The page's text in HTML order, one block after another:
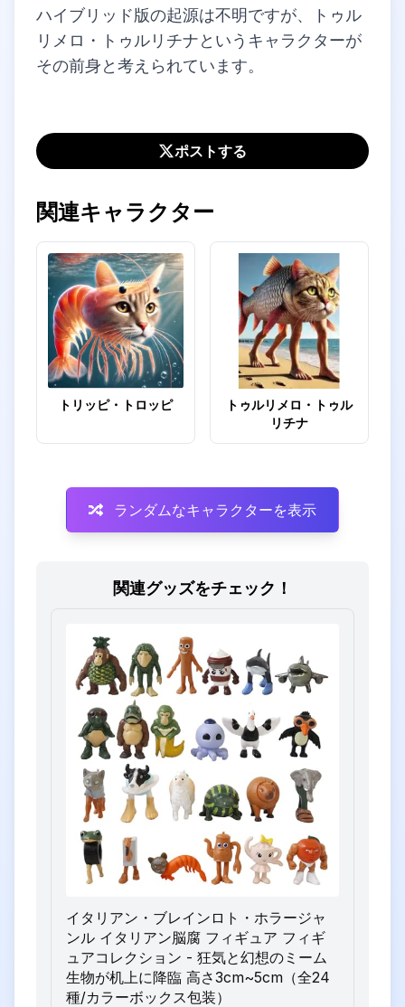
ハイブリッド版の起源は不明ですが、
トゥル
リメロ・トゥルリチナというキャラクターが
その前身と考えられています。
ポストする
関連キャラクター
トリッピ・トロッピ
トゥルリメロ・トゥル
リチナ
ランダムなキャラクターを表示
関連グッズをチェック！
イタリアン・ブレインロト・ホラージャ
ンル イタリアン脳腐 フィギュア フィギ
ュアコレクション - 狂気と幻想のミーム
生物が机上に降臨 高さ3cm~5cm（全24
種/カラーボックス包装）